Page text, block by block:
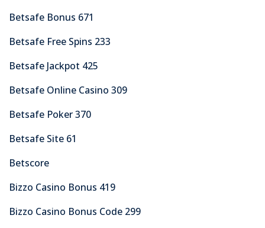
Betsafe Bonus 671
Betsafe Free Spins 233
Betsafe Jackpot 425
Betsafe Online Casino 309
Betsafe Poker 370
Betsafe Site 61
Betscore
Bizzo Casino Bonus 419
Bizzo Casino Bonus Code 299